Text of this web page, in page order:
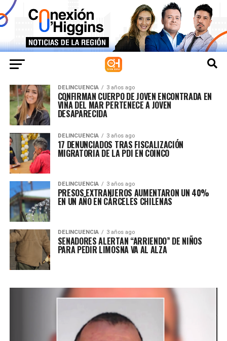
DELINCUENCIA 3 años ago
CONFIRMAN CUERPO DE JOVEN ENCONTRADA EN
VIÑA DEL MAR PERTENECE A JOVEN
DESAPARECIDA
DELINCUENCIA 3 años ago
17 DENUNCIADOS TRAS FISCALIZACIÓN
MIGRATORIA DE LA PDI EN COINCO
DELINCUENCIA 3 años ago
PRESOS EXTRANJEROS AUMENTARON UN 40%
EN UN AÑO EN CÁRCELES CHILENAS
DELINCUENCIA 3 años ago
SENADORES ALERTAN “ARRIENDO” DE NIÑOS
PARA PEDIR LIMOSNA VA AL ALZA